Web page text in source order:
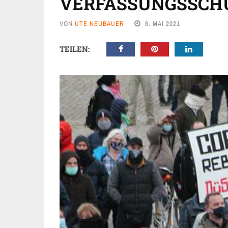
VON UTE NEUBAUER 6. MAI 2021
TEILEN: